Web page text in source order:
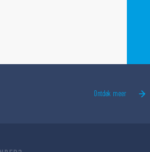
Ontdek meer